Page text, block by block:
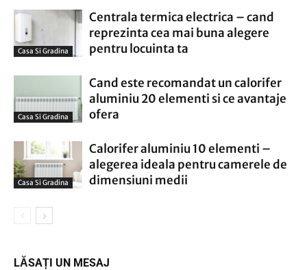
Casa Si Gradina
Centrala termica electrica – cand
reprezinta cea mai buna alegere
pentru locuinta ta
Casa Si Gradina
Cand este recomandat un calorifer
aluminiu 20 elementi si ce avantaje
ofera
Casa Si Gradina
Calorifer aluminiu 10 elementi –
alegerea ideala pentru camerele de
dimensiuni medii
LĂSAȚI UN MESAJ